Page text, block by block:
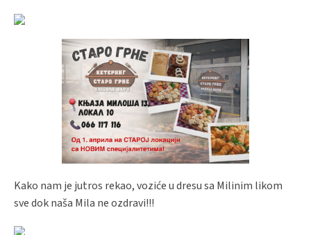
Kako nam je jutros rekao, voziće u dresu sa Milinim likom
sve dok naša Mila ne ozdravi!!!